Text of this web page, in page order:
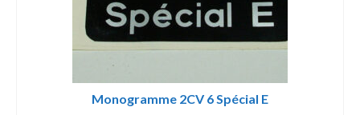
Monogramme 2CV 6 Spécial E